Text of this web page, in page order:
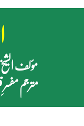
مؤلف
مترجم